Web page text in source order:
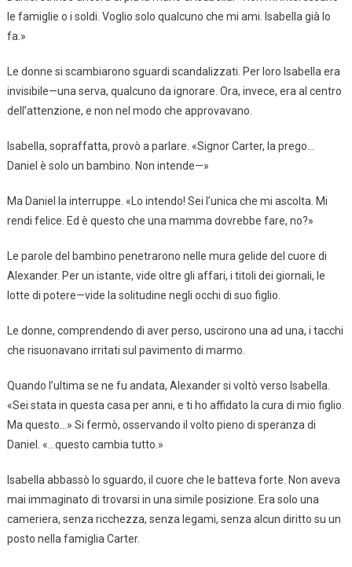
le famiglie o i soldi. Voglio solo qualcuno che mi ami. Isabella già lo
fa.»
Le donne si scambiarono sguardi scandalizzati. Per loro Isabella era
invisibile—una serva, qualcuno da ignorare. Ora, invece, era al centro
dell’attenzione, e non nel modo che approvavano.
Isabella, sopraffatta, provò a parlare. «Signor Carter, la prego…
Daniel è solo un bambino. Non intende—»
Ma Daniel la interruppe. «Lo intendo! Sei l’unica che mi ascolta. Mi
rendi felice. Ed è questo che una mamma dovrebbe fare, no?»
Le parole del bambino penetrarono nelle mura gelide del cuore di
Alexander. Per un istante, vide oltre gli affari, i titoli dei giornali, le
lotte di potere—vide la solitudine negli occhi di suo figlio.
Le donne, comprendendo di aver perso, uscirono una ad una, i tacchi
che risuonavano irritati sul pavimento di marmo.
Quando l’ultima se ne fu andata, Alexander si voltò verso Isabella.
«Sei stata in questa casa per anni, e ti ho affidato la cura di mio figlio.
Ma questo…» Si fermò, osservando il volto pieno di speranza di
Daniel. «…questo cambia tutto.»
Isabella abbassò lo sguardo, il cuore che le batteva forte. Non aveva
mai immaginato di trovarsi in una simile posizione. Era solo una
cameriera, senza ricchezza, senza legami, senza alcun diritto su un
posto nella famiglia Carter.